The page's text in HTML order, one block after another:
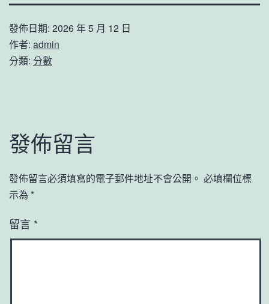
發佈日期: 2026 年 5 月 12 日
作者: admin
分類: 分數
發佈留言
發佈留言必須填寫的電子郵件地址不會公開。 必填欄位標
示為 *
留言 *